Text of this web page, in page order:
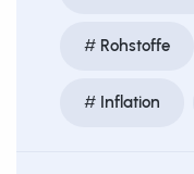
Rohstoffe
Inflation